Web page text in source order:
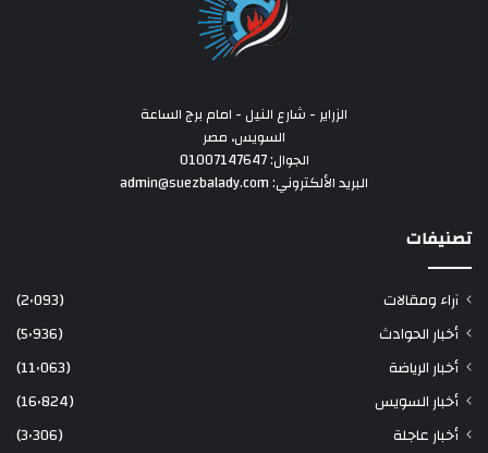
الزراير - شارع النيل - امام برج الساعة
السويس، مصر
الجوال: 01007147647
البريد الألكتروني: admin@suezbalady.com
تصنيفات
آراء ومقالات
(2٬093)
أخبار الحوادث
(5٬936)
أخبار الرياضة
(11٬063)
أخبار السويس
(16٬824)
أخبار عاجلة
(3٬306)